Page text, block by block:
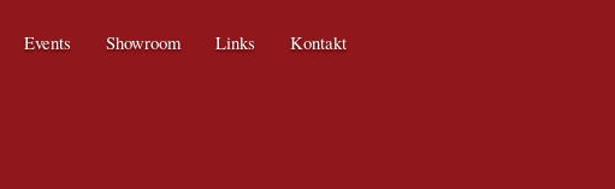
Events Showroom Links
Kontakt